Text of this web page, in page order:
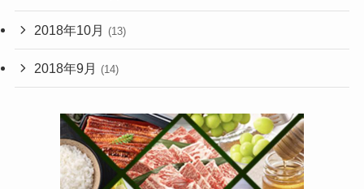
2018年10月 (13)
2018年9月 (14)